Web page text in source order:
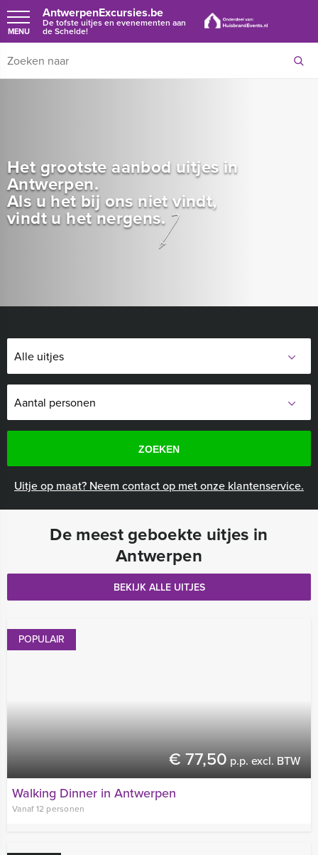
AntwerpenExcursies.be
De tofste uitjes en evenementen aan
de Schelde!
MENU
Het grootste aanbod uitjes in
Antwerpen.
Als u het bij ons niet vindt,
vindt u het nergens.
ZOEKEN
Uitje op maat? Neem contact op met onze klantenservice.
De meest geboekte uitjes in
Antwerpen
BEKIJK ALLE UITJES
POPULAIR
€ 77,50 p.p. excl. BTW
Walking Dinner in Antwerpen
Vanaf 12 personen